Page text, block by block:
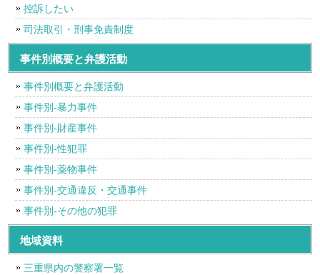
控訴したい
司法取引・刑事免責制度
事件別概要と弁護活動
事件別概要と弁護活動
事件別-暴力事件
事件別-財産事件
事件別-性犯罪
事件別-薬物事件
事件別-交通違反・交通事件
事件別-その他の犯罪
地域資料
三重県内の警察署一覧